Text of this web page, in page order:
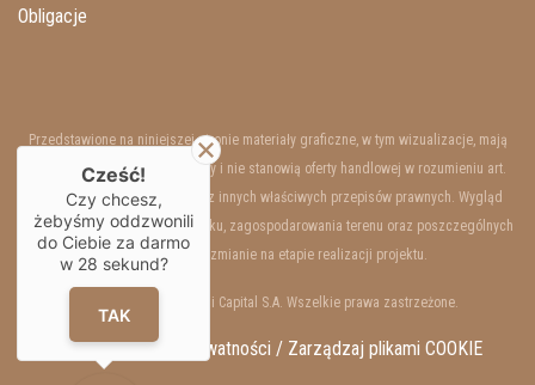
Obligacje
Przedstawione na niniejszej stronie materiały graficzne, w tym wizualizacje, mają
charakter wyłącznie poglądowy i nie stanowią oferty handlowej w rozumieniu art.
66 §1 Kodeksu Cywilnego oraz innych właściwych przepisów prawnych. Wygląd
wewnętrzny i zewnętrzny budynku, zagospodarowania terenu oraz poszczególnych
lokali mogą ulec zmianie na etapie realizacji projektu.
Copyrights © 2025 Resi Capital S.A. Wszelkie prawa zastrzeżone.
RODO / Polityka Prywatności / Zarządzaj plikami COOKIE
Cześć!
Czy chcesz,
żebyśmy oddzwonili
do Ciebie za darmo
w 28 sekund?
TAK